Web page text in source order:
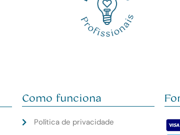
Como funciona
Política de privacidade